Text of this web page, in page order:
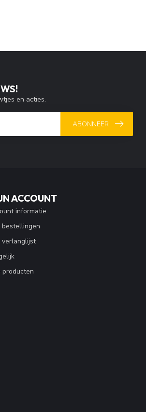
en acties.
ABONNEER
ACCOUNT
informatie
bestellingen
verlanglijst
producten